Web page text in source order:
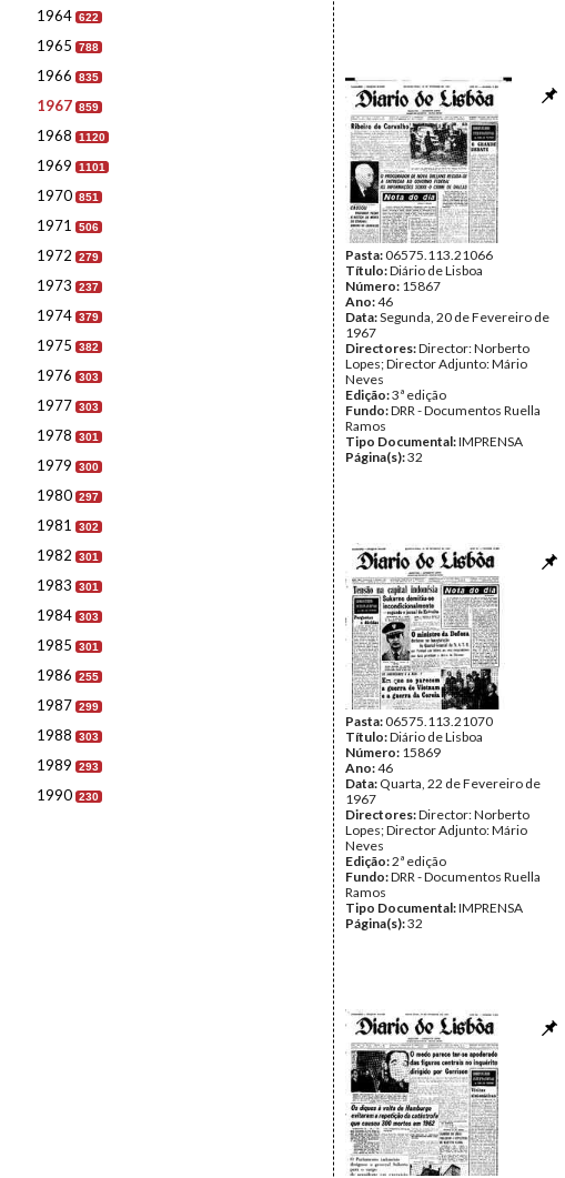
1964 622
1965 788
1966 835
1967 859
1968 1120
1969 1101
1970 851
1971 506
1972 279
1973 237
1974 379
1975 382
1976 303
1977 303
1978 301
1979 300
1980 297
1981 302
1982 301
1983 301
1984 303
1985 301
1986 255
1987 299
1988 303
1989 293
1990 230
Pasta:06575.113.21066
Título:Diário de Lisboa
Número: 15867
Ano:46
Data:Segunda, 20 de Fevereiro de
1967
Directores:Director: Norberto
Lopes; Director Adjunto: Mário
Neves
Edição:3ª edição
Fundo:DRR - Documentos Ruella
Ramos
Tipo Documental:IMPRENSA
Página(s):32
Pasta:06575.113.21070
Título:Diário de Lisboa
Número: 15869
Ano:46
Data: Quarta, 22 de Fevereiro de
1967
Directores:Director: Norberto
Lopes; Director Adjunto: Mário
Neves
Edição:2ª edição
Fundo:DRR - Documentos Ruella
Ramos
Tipo Documental:IMPRENSA
Página(s):32